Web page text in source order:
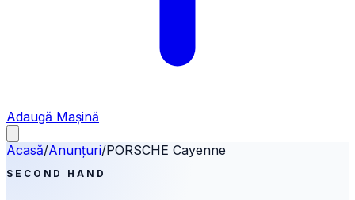
Adaugă Mașină
Acasă/Anunțuri/PORSCHE Cayenne
SECOND HAND